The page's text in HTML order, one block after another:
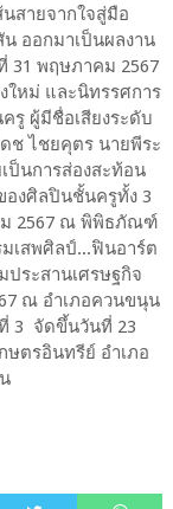
สายจากใจสู่มือ
ออกมาเป็นผลงาน
31 พฤษภาคม 2567
ใหม่ และนิทรรศการ
รู ผู้มีชื่อเสียงระดับ
ช ไชยคุตร นายพีระ
ป็นการส่องสะท้อน
งศิลปินชั้นครูทั้ง 3
ม 2567 ณ พิพิธภัณฑ์
มเสพศิลป์...ฟินอาร์ต
ระสานเศรษฐกิจ
ณ อำเภอควนขนุน
3 จัดขึ้นวันที่ 23
ตรอินทรีย์ อำเภอ